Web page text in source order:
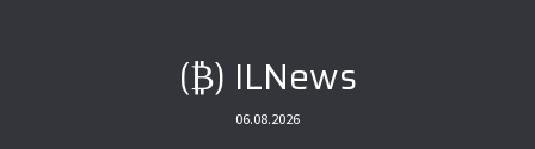
(₿) ILNews
06.08.2026